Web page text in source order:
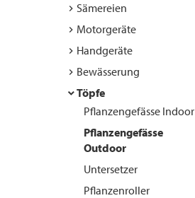
Sämereien
Motorgeräte
Handgeräte
Bewässerung
Töpfe
Pflanzengefässe Indoor
Pflanzengefässe
Outdoor
Untersetzer
Pflanzenroller